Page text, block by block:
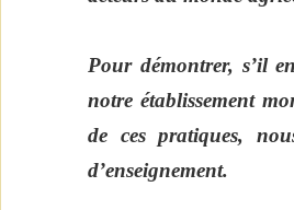
Pour démontrer, s’il
notre établissement
de ces pratiques,
d’enseignement.